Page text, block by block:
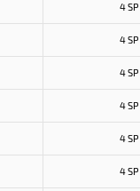
4
4
4
4
4
4